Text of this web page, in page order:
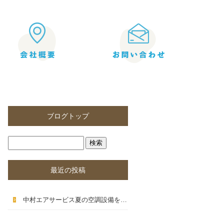
ブログトップ
最近の投稿
中村エアサービス夏の空調設備を快適に使うための点検とメンテナンス